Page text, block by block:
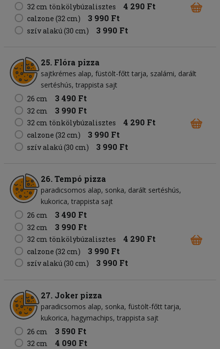
32 cm tönkölybúzalisztes 4 290 Ft
calzone (32 cm) 3 990 Ft
szív alakú (30 cm) 3 990 Ft
25. Flóra pizza
sajtkrémes alap füstölt-főtt tarja szalámi darált
sertéshús trappista sajt
26 cm
3 490 Ft
32 cm 3 990 Ft
32 cm tönkölybúzalisztes 4 290 Ft
calzone (32 cm) 3 990 Ft
szív alakú (30 cm) 3 990 Ft
26. Tempó pizza
paradicsomos alap sonka darált sertéshús
kukorica trappista sajt
26 cm
3 490 Ft
32 cm 3 990 Ft
32 cm tönkölybúzalisztes 4 290 Ft
calzone (32 cm) 3 990 Ft
szív alakú (30 cm) 3 990 Ft
27. Joker pizza
paradicsomos alap sonka füstölt-főtt tarja
kukorica hagymachips trappista sajt
26 cm
3 590 Ft
32 cm 4 090 Ft